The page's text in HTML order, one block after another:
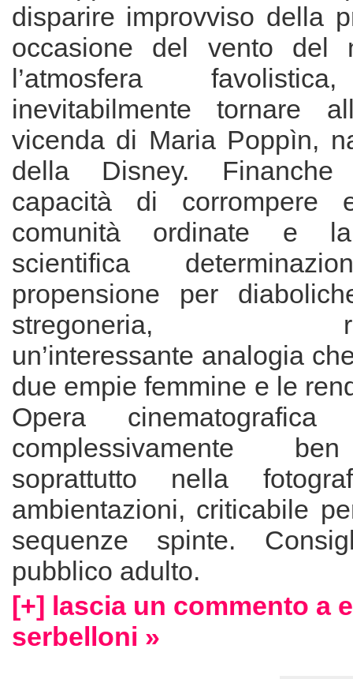
disparire improvviso della
occasione del vento del
l’atmosfera
inevitabilmente tornare
vicenda di Maria Poppìn,
della Disney.
capacità di corrompere
comunità ordinate e
scientifica
propensione per
stregoneria,
un’interessante analogia
due empie femmine e le
Opera
complessivamente
soprattutto nella
ambientazioni, criticabile
sequenze spinte.
pubblico adulto.
[+] lascia un commento a
serbelloni »